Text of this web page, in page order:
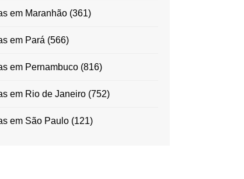
em Maranhão(361)
em Pará (566)
em Pernambuco(816)
em Rio de Janeiro(752)
em São Paulo(121)